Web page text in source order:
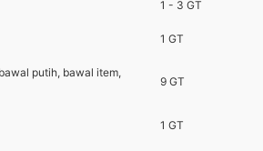
1 - 3 GT
1 GT
putih, bawal item,
9 GT
1 GT